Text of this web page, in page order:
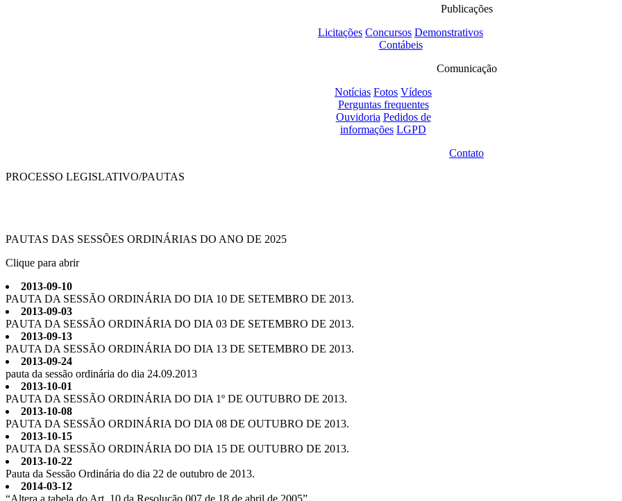
Publicações
Licitações Concursos Demonstrativos
Contábeis
Comunicação
Notícias Fotos Vídeos
Perguntas frequentes
Ouvidoria Pedidos de
informações LGPD
Contato
PROCESSO LEGISLATIVO/PAUTAS
PAUTAS DAS SESSÕES ORDINÁRIAS DO ANO DE 2025
Clique para abrir
2013-09-10
PAUTA DA SESSÃO ORDINÁRIA DO DIA 10 DE SETEMBRO DE 2013.
2013-09-03
PAUTA DA SESSÃO ORDINÁRIA DO DIA 03 DE SETEMBRO DE 2013.
2013-09-13
PAUTA DA SESSÃO ORDINÁRIA DO DIA 13 DE SETEMBRO DE 2013.
2013-09-24
pauta da sessão ordinária do dia 24.09.2013
2013-10-01
PAUTA DA SESSÃO ORDINÁRIA DO DIA 1º DE OUTUBRO DE 2013.
2013-10-08
PAUTA DA SESSÃO ORDINÁRIA DO DIA 08 DE OUTUBRO DE 2013.
2013-10-15
PAUTA DA SESSÃO ORDINÁRIA DO DIA 15 DE OUTUBRO DE 2013.
2013-10-22
Pauta da Sessão Ordinária do dia 22 de outubro de 2013.
2014-03-12
“Altera a tabela do Art. 10 da Resolução 007 de 18 de abril de 2005”.